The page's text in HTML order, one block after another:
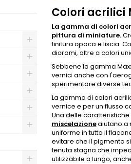
Colori acrilici
La gamma di colori
pittura di miniature.
finitura opaca e liscia.
diorami, oltre a colori
Sebbene la gamma
vernici anche con
sperimentare diverse
La gamma di colori
vernice e per un flusso
Una delle
miscelazioneaiutano a
uniforme in tutto il
evitare che il pigmento
tenuta stagna che
utilizzabile a lungo,